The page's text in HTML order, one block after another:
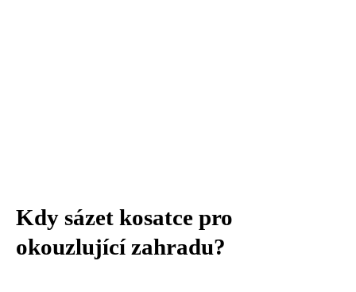
Kdy sázet kosatce pro
okouzlující zahradu?